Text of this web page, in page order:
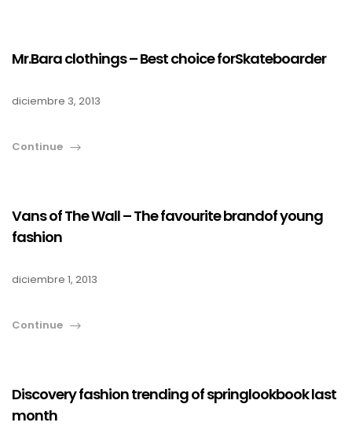
Mr.Bara clothings – Best choice forSkateboarder
diciembre 3, 2013
Continue
Vans of The Wall – The favourite brandof young
fashion
diciembre 1, 2013
Continue
Discovery fashion trending of springlookbook last
month